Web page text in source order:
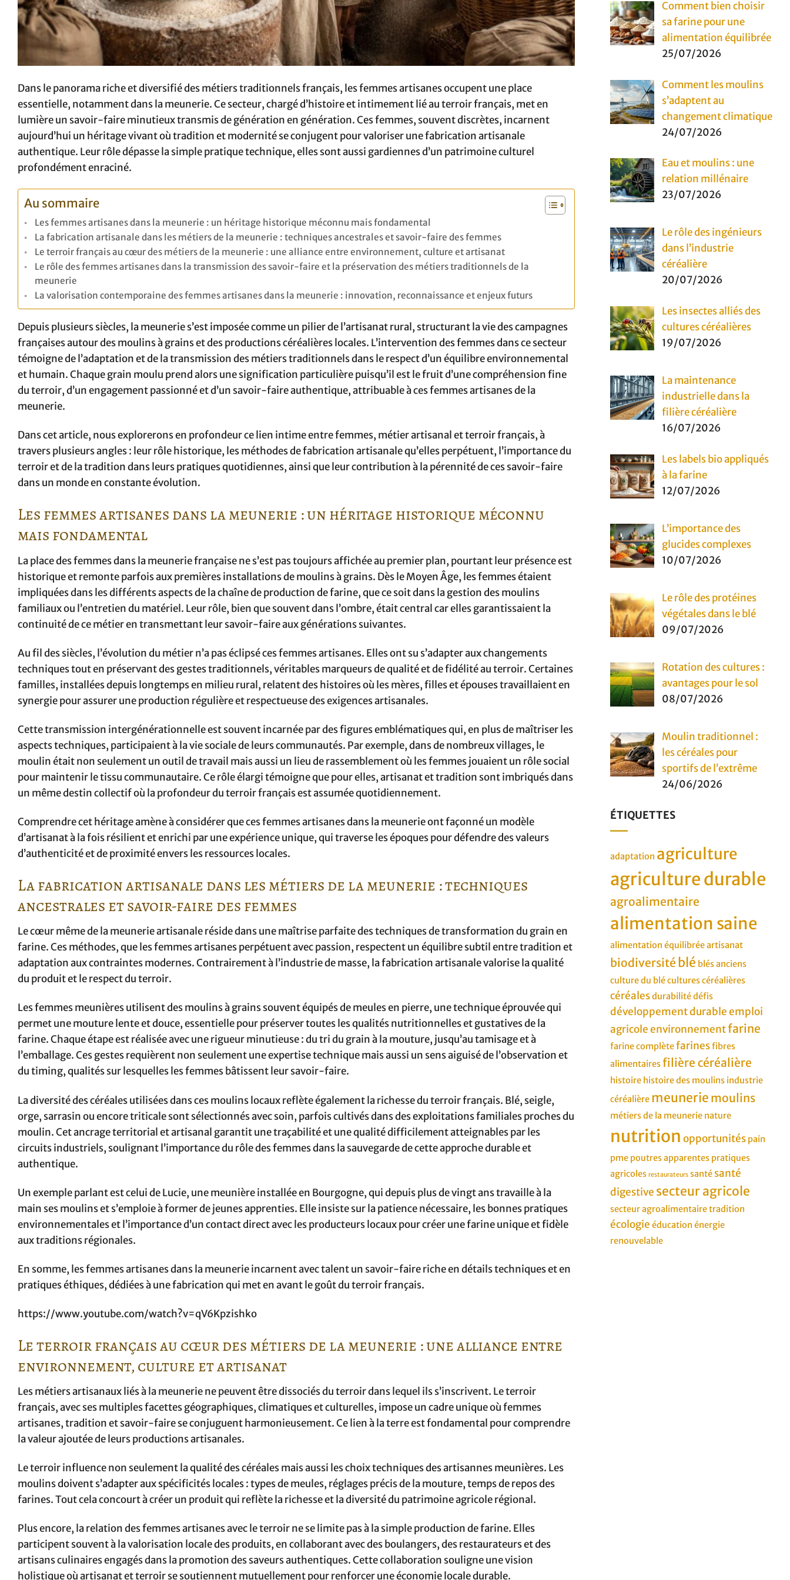
Dans le panorama riche et diversifié des métiers traditionnels français, les femmes artisanes occupent une place
essentielle, notamment dans la meunerie. Ce secteur, chargé d’histoire et intimement lié au terroir français, met en
lumière un savoir-faire minutieux transmis de génération en génération. Ces femmes, souvent discrètes, incarnent
aujourd’hui un héritage vivant où tradition et modernité se conjugent pour valoriser une fabrication artisanale
authentique. Leur rôle dépasse la simple pratique technique, elles sont aussi gardiennes d’un patrimoine culturel
profondément enraciné.
Au sommaire
Les femmes artisanes dans la meunerie : un héritage historique méconnu mais fondamental
La fabrication artisanale dans les métiers de la meunerie : techniques ancestrales et savoir-faire des femmes
Le terroir français au cœur des métiers de la meunerie : une alliance entre environnement, culture et artisanat
Le rôle des femmes artisanes dans la transmission des savoir-faire et la préservation des métiers traditionnels de la
meunerie
La valorisation contemporaine des femmes artisanes dans la meunerie : innovation, reconnaissance et enjeux futurs
Depuis plusieurs siècles, la meunerie s’est imposée comme un pilier de l’artisanat rural, structurant la vie des campagnes
françaises autour des moulins à grains et des productions céréalières locales. L’intervention des femmes dans ce secteur
témoigne de l’adaptation et de la transmission des métiers traditionnels dans le respect d’un équilibre environnemental
et humain. Chaque grain moulu prend alors une signification particulière puisqu’il est le fruit d’une compréhension fine
du terroir, d’un engagement passionné et d’un savoir-faire authentique, attribuable à ces femmes artisanes de la
meunerie.
Dans cet article, nous explorerons en profondeur ce lien intime entre femmes, métier artisanal et terroir français, à
travers plusieurs angles : leur rôle historique, les méthodes de fabrication artisanale qu’elles perpétuent, l’importance du
terroir et de la tradition dans leurs pratiques quotidiennes, ainsi que leur contribution à la pérennité de ces savoir-faire
dans un monde en constante évolution.
Les femmes artisanes dans la meunerie : un héritage historique méconnu
mais fondamental
La place des femmes dans la meunerie française ne s’est pas toujours affichée au premier plan, pourtant leur présence est
historique et remonte parfois aux premières installations de moulins à grains. Dès le Moyen Âge, les femmes étaient
impliquées dans les différents aspects de la chaîne de production de farine, que ce soit dans la gestion des moulins
familiaux ou l’entretien du matériel. Leur rôle, bien que souvent dans l’ombre, était central car elles garantissaient la
continuité de ce métier en transmettant leur savoir-faire aux générations suivantes.
Au fil des siècles, l’évolution du métier n’a pas éclipsé ces femmes artisanes. Elles ont su s’adapter aux changements
techniques tout en préservant des gestes traditionnels, véritables marqueurs de qualité et de fidélité au terroir. Certaines
familles, installées depuis longtemps en milieu rural, relatent des histoires où les mères, filles et épouses travaillaient en
synergie pour assurer une production régulière et respectueuse des exigences artisanales.
Cette transmission intergénérationnelle est souvent incarnée par des figures emblématiques qui, en plus de maîtriser les
aspects techniques, participaient à la vie sociale de leurs communautés. Par exemple, dans de nombreux villages, le
moulin était non seulement un outil de travail mais aussi un lieu de rassemblement où les femmes jouaient un rôle social
pour maintenir le tissu communautaire. Ce rôle élargi témoigne que pour elles, artisanat et tradition sont imbriqués dans
un même destin collectif où la profondeur du terroir français est assumée quotidiennement.
Comprendre cet héritage amène à considérer que ces femmes artisanes dans la meunerie ont façonné un modèle
d’artisanat à la fois résilient et enrichi par une expérience unique, qui traverse les époques pour défendre des valeurs
d’authenticité et de proximité envers les ressources locales.
La fabrication artisanale dans les métiers de la meunerie : techniques
ancestrales et savoir-faire des femmes
Le cœur même de la meunerie artisanale réside dans une maîtrise parfaite des techniques de transformation du grain en
farine. Ces méthodes, que les femmes artisanes perpétuent avec passion, respectent un équilibre subtil entre tradition et
adaptation aux contraintes modernes. Contrairement à l’industrie de masse, la fabrication artisanale valorise la qualité
du produit et le respect du terroir.
Les femmes meunières utilisent des moulins à grains souvent équipés de meules en pierre, une technique éprouvée qui
permet une mouture lente et douce, essentielle pour préserver toutes les qualités nutritionnelles et gustatives de la
farine. Chaque étape est réalisée avec une rigueur minutieuse : du tri du grain à la mouture, jusqu’au tamisage et à
l’emballage. Ces gestes requièrent non seulement une expertise technique mais aussi un sens aiguisé de l’observation et
du timing, qualités sur lesquelles les femmes bâtissent leur savoir-faire.
La diversité des céréales utilisées dans ces moulins locaux reflète également la richesse du terroir français. Blé, seigle,
orge, sarrasin ou encore triticale sont sélectionnés avec soin, parfois cultivés dans des exploitations familiales proches du
moulin. Cet ancrage territorial et artisanal garantit une traçabilité et une qualité difficilement atteignables par les
circuits industriels, soulignant l’importance du rôle des femmes dans la sauvegarde de cette approche durable et
authentique.
Un exemple parlant est celui de Lucie, une meunière installée en Bourgogne, qui depuis plus de vingt ans travaille à la
main ses moulins et s’emploie à former de jeunes apprenties. Elle insiste sur la patience nécessaire, les bonnes pratiques
environnementales et l’importance d’un contact direct avec les producteurs locaux pour créer une farine unique et fidèle
aux traditions régionales.
En somme, les femmes artisanes dans la meunerie incarnent avec talent un savoir-faire riche en détails techniques et en
pratiques éthiques, dédiées à une fabrication qui met en avant le goût du terroir français.
https://www.youtube.com/watch?v=qV6Kpzishko
Le terroir français au cœur des métiers de la meunerie : une alliance entre
environnement, culture et artisanat
Les métiers artisanaux liés à la meunerie ne peuvent être dissociés du terroir dans lequel ils s’inscrivent. Le terroir
français, avec ses multiples facettes géographiques, climatiques et culturelles, impose un cadre unique où femmes
artisanes, tradition et savoir-faire se conjuguent harmonieusement. Ce lien à la terre est fondamental pour comprendre
la valeur ajoutée de leurs productions artisanales.
Le terroir influence non seulement la qualité des céréales mais aussi les choix techniques des artisannes meunières. Les
moulins doivent s’adapter aux spécificités locales : types de meules, réglages précis de la mouture, temps de repos des
farines. Tout cela concourt à créer un produit qui reflète la richesse et la diversité du patrimoine agricole régional.
Plus encore, la relation des femmes artisanes avec le terroir ne se limite pas à la simple production de farine. Elles
participent souvent à la valorisation locale des produits, en collaborant avec des boulangers, des restaurateurs et des
artisans culinaires engagés dans la promotion des saveurs authentiques. Cette collaboration souligne une vision
holistique où artisanat et terroir se soutiennent mutuellement pour renforcer une économie locale durable.
Comment bien choisir
sa farine pour une
alimentation équilibrée
25/07/2026
Comment les moulins
s’adaptent au
changement climatique
24/07/2026
Eau et moulins : une
relation millénaire
23/07/2026
Le rôle des ingénieurs
dans l’industrie
céréalière
20/07/2026
Les insectes alliés des
cultures céréalières
19/07/2026
La maintenance
industrielle dans la
filière céréalière
16/07/2026
Les labels bio appliqués
à la farine
12/07/2026
L’importance des
glucides complexes
10/07/2026
Le rôle des protéines
végétales dans le blé
09/07/2026
Rotation des cultures :
avantages pour le sol
08/07/2026
Moulin traditionnel :
les céréales pour
sportifs de l’extrême
24/06/2026
ÉTIQUETTES
adaptation agriculture
agriculture durable
agroalimentaire
alimentation saine
alimentation équilibréeartisanat
biodiversité blé blés anciens
culture du blécultures céréalières
céréalesdurabilitédéfis
développement durableemploi
agricoleenvironnementfarine
farine complètefarinesfibres
alimentairesfilière céréalière
histoire histoire des moulins industrie
céréalière meunerie moulins
métiers de la meunerie nature
nutrition opportunités pain
pme poutres apparentes pratiques
agricoles restaurateurs santé santé
digestive secteur agricole
secteur agroalimentairetradition
écologie éducation énergie
renouvelable